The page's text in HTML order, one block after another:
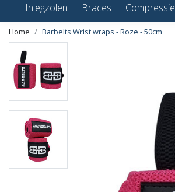
Inlegzolen Braces Compressie
Home Barbelts Wrist wraps - Roze - 50cm